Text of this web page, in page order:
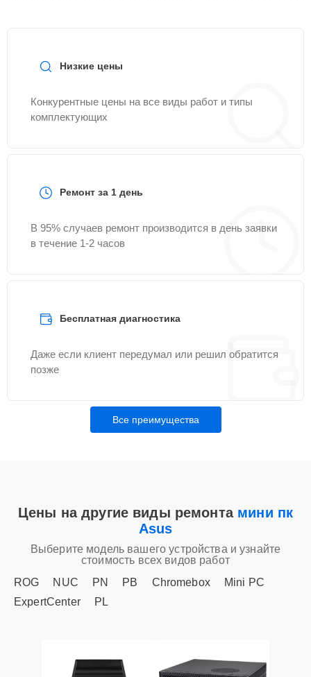
Низкие цены
Конкурентные цены на все виды работ и типы
комплектующих
Ремонт за 1 день
В 95% случаев ремонт производится в день заявки
в течение 1-2 часов
Бесплатная диагностика
Даже если клиент передумал или решил обратится
позже
Все преимущества
Цены на другие виды ремонта мини пк
Asus
Выберите модель вашего устройства и узнайте
стоимость всех видов работ
ROG
NUC PN PB Chromebox
Mini PC
ExpertCenter
PL